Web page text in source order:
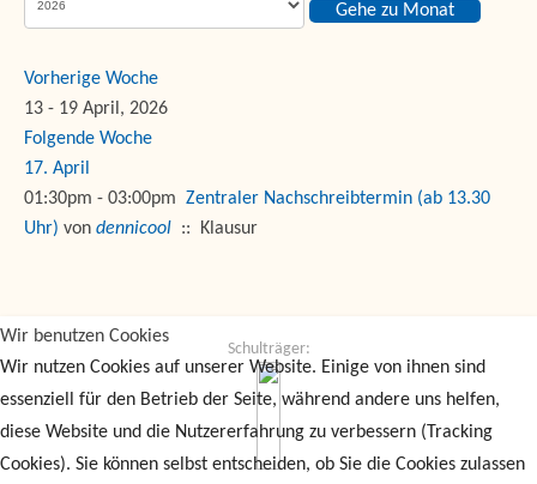
Gehe zu Monat
Vorherige Woche
13 - 19 April, 2026
Folgende Woche
17. April
01:30pm - 03:00pm Zentraler Nachschreibtermin (ab 13.30
Uhr) von dennicool :: Klausur
Schulträger:
Wir benutzen Cookies
Wir nutzen Cookies auf unserer Website. Einige von ihnen sind
essenziell für den Betrieb der Seite, während andere uns helfen,
diese Website und die Nutzererfahrung zu verbessern (Tracking
Cookies). Sie können selbst entscheiden, ob Sie die Cookies zulassen